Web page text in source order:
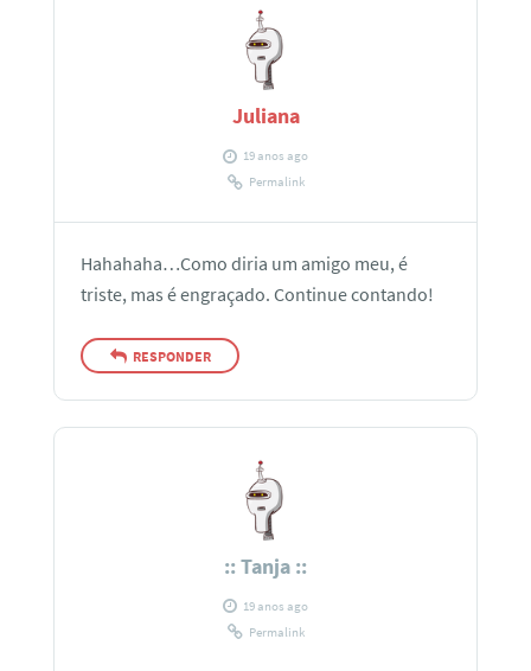
Juliana
19 anos ago
Permalink
Hahahaha…Como diria um amigo meu, é
triste, mas é engraçado. Continue contando!
RESPONDER
:: Tanja ::
19 anos ago
Permalink